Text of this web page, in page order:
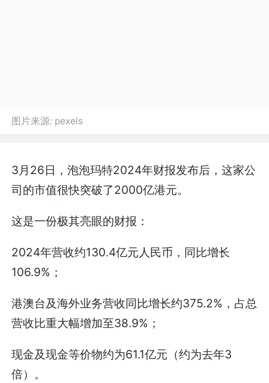
图片来源: pexels
3月26日，泡泡玛特2024年财报发布后，这家公
司的市值很快突破了2000亿港元。
这是一份极其亮眼的财报：
2024年营收约130.4亿元人民币，同比增长
106.9%；
港澳台及海外业务营收同比增长约375.2%，占总
营收比重大幅增加至38.9%；
现金及现金等价物约为61.1亿元（约为去年3
倍）。